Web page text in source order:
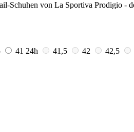
Schuhen von La Sportiva Prodigio -
41 24h 41,5 42 42,5